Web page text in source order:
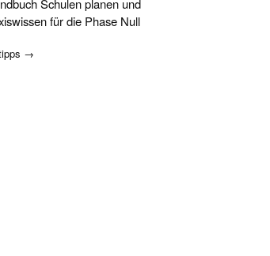
für die Phase Null
→